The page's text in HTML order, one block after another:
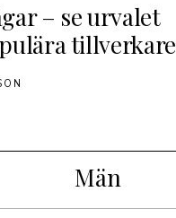
– se urvalet
tillverkare
Män